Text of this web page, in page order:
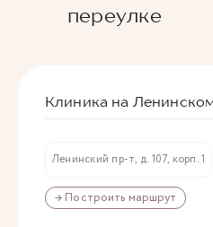
переулке
Клиника на
Ленинский пр-т, д. 107, корп. 1
→ Построить маршрут